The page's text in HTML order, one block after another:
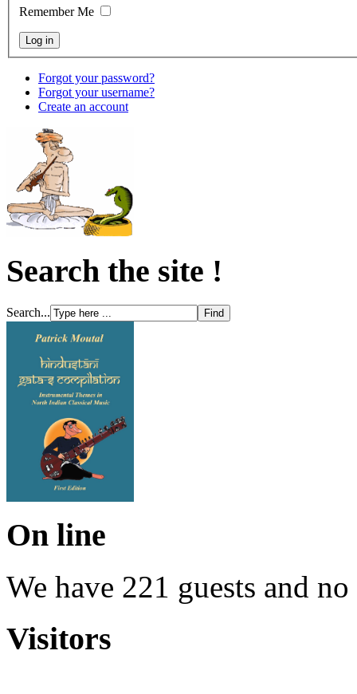
Remember Me
Forgot your password?
Forgot your username?
Create an account
Search the site !
Search...
On line
We have 221 guests and
Visitors